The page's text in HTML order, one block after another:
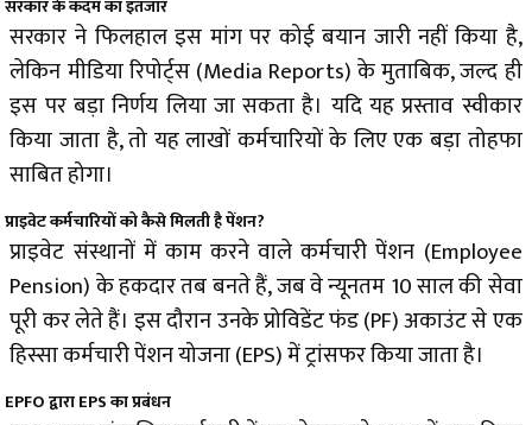
सरकार के कदम का इंतजार
सरकार ने फिलहाल इस मांग पर कोई बयान जारी नहीं किया है,
लेकिन मीडिया रिपोर्ट्स (Media Reports) के मुताबिक, जल्द ही
इस पर बड़ा निर्णय लिया जा सकता है। यदि यह प्रस्ताव स्वीकार
किया जाता है, तो यह लाखों कर्मचारियों के लिए एक बड़ा तोहफा
साबित होगा।
प्राइवेट कर्मचारियों को कैसे मिलती है पेंशन?
प्राइवेट संस्थानों में काम करने वाले कर्मचारी पेंशन (Employee
Pension) के हकदार तब बनते हैं, जब वे न्यूनतम 10 साल की सेवा
पूरी कर लेते हैं। इस दौरान उनके प्रोविडेंट फंड (PF) अकाउंट से एक
हिस्सा कर्मचारी पेंशन योजना (EPS) में ट्रांसफर किया जाता है।
EPFO द्वारा EPS का प्रबंधन